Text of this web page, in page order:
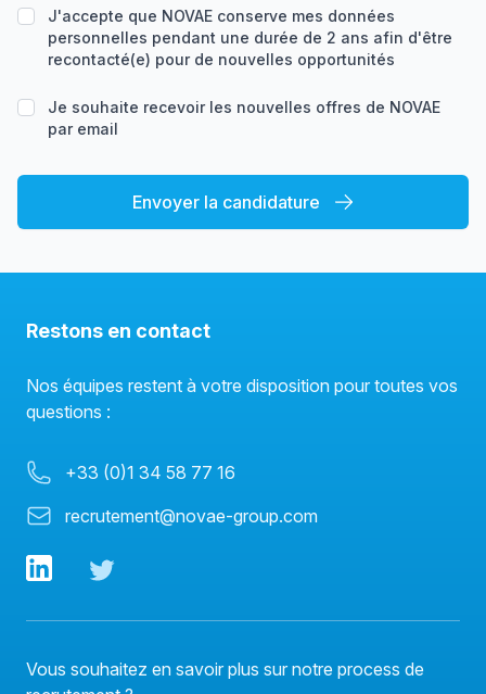
J'accepte que NOVAE conserve mes données
personnelles pendant une durée de 2 ans afin d'être
recontacté(e) pour de nouvelles opportunités
Je souhaite recevoir les nouvelles offres de NOVAE
par email
Envoyer la candidature
Restons en contact
Nos équipes restent à votre disposition pour toutes vos
questions :
Téléphone+33 (0)1 34 58 77 16
Emailrecrutement@novae-group.com
LinkedInTwitter
Vous souhaitez en savoir plus sur notre process de